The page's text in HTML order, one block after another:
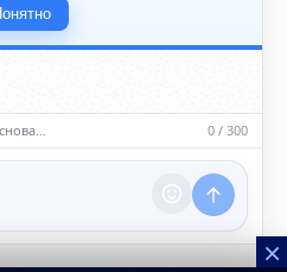
— свои или чужие
вправе удалять
доступ к чату при
0 / 300
×